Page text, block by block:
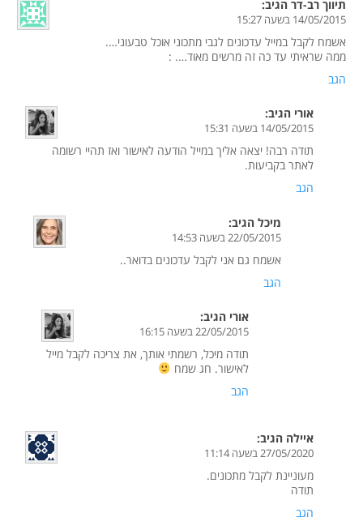
תיווך רב-דר הגיב:
14/05/2015 בשעה 15:27
אשמח לקבל במייל עדכונים לגבי מתכוני אוכל טבעוני….
ממה שראיתי עד כה זה מרשים מאוד…. :
הגב
אורי הגיב:
14/05/2015 בשעה 15:31
תודה רבה! יצאה אליך במייל הודעה לאישור ואז תהיי רשומה
לאתר בקביעות.
הגב
מיכל הגיב:
22/05/2015 בשעה 14:53
אשמח גם אני לקבל עדכונים בדואר..
הגב
אורי הגיב:
22/05/2015 בשעה 16:15
תודה מיכל, רשמתי אותך, את צריכה לקבל מייל
לאישור. חג שמח
הגב
איילה הגיב:
27/05/2020 בשעה 11:14
מעוניינת לקבל מתכונים.
תודה
הגב